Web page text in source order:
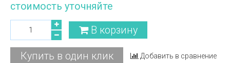
стоимость уточняйте
В корзину
Купить в один клик Добавить в сравнение